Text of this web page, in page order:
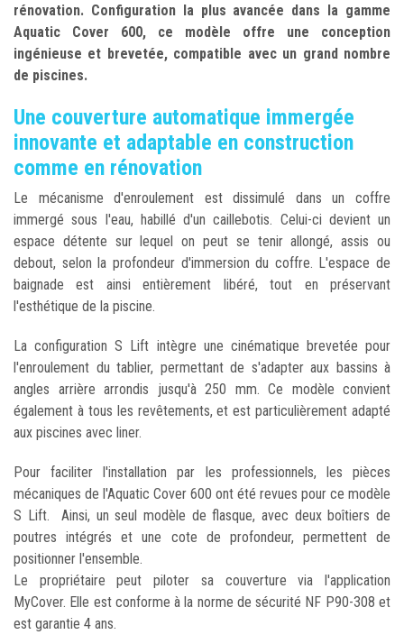
rénovation. Configuration la plus avancée dans la gamme
Aquatic Cover 600, ce modèle offre une conception
ingénieuse et brevetée, compatible avec un grand nombre
de piscines.
Une couverture automatique immergée
innovante et adaptable en construction
comme en rénovation
Le mécanisme d'enroulement est dissimulé dans un coffre
immergé sous l'eau, habillé d'un caillebotis. Celui-ci devient un
espace détente sur lequel on peut se tenir allongé, assis ou
debout, selon la profondeur d'immersion du coffre. L'espace de
baignade est ainsi entièrement libéré, tout en préservant
l'esthétique de la piscine.
La configuration S Lift intègre une cinématique brevetée pour
l'enroulement du tablier, permettant de s'adapter aux bassins à
angles arrière arrondis jusqu'à 250 mm. Ce modèle convient
également à tous les revêtements, et est particulièrement adapté
aux piscines avec liner.
Pour faciliter l'installation par les professionnels, les pièces
mécaniques de l'Aquatic Cover 600 ont été revues pour ce modèle
S Lift. Ainsi, un seul modèle de flasque, avec deux boîtiers de
poutres intégrés et une cote de profondeur, permettent de
positionner l'ensemble.
Le propriétaire peut piloter sa couverture via l'application
MyCover. Elle est conforme à la norme de sécurité NF P90-308 et
est garantie 4 ans.